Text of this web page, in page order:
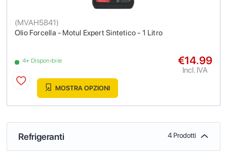
Olio Forcella - Motul Expert Sintetico - 1 Litro
(MVAH5841)
4+ Disponibile €14.99
Incl. IVA
MOSTRA OPZIONI
Refrigeranti 4 Prodotti